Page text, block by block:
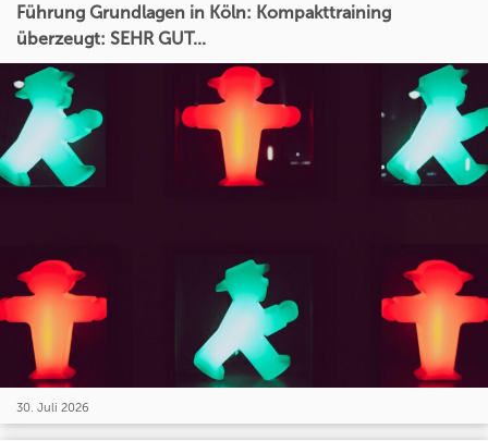
Führung Grundlagen in Köln: Kompakttraining
überzeugt: SEHR GUT...
30. Juli 2026